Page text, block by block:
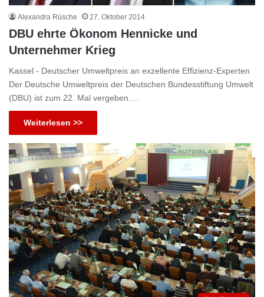
Alexandra Rüsche 27. Oktober 2014
DBU ehrte Ökonom Hennicke und
Unternehmer Krieg
Kassel - Deutscher Umweltpreis an exzellente Effizienz-Experten
Der Deutsche Umweltpreis der Deutschen Bundesstiftung Umwelt
(DBU) ist zum 22. Mal vergeben.…
Weiterlesen >>